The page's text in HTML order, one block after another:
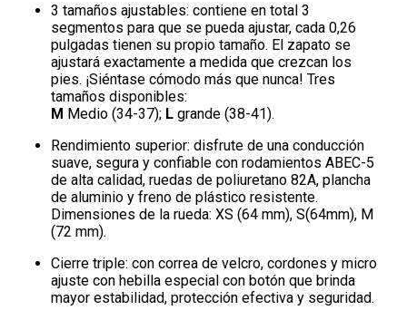
3 tamaños ajustables: contiene en total 3
segmentos para que se pueda ajustar, cada 0,26
pulgadas tienen su propio tamaño. El zapato se
ajustará exactamente a medida que crezcan los
pies. ¡Siéntase cómodo más que nunca! Tres
tamaños disponibles:
M Medio (34-37); L grande (38-41).
Rendimiento superior: disfrute de una conducción
suave, segura y confiable con rodamientos ABEC-5
de alta calidad, ruedas de poliuretano 82A, plancha
de aluminio y freno de plástico resistente.
Dimensiones de la rueda: XS (64 mm), S(64mm), M
(72 mm).
Cierre triple: con correa de velcro, cordones y micro
ajuste con hebilla especial con botón que brinda
mayor estabilidad, protección efectiva y seguridad.